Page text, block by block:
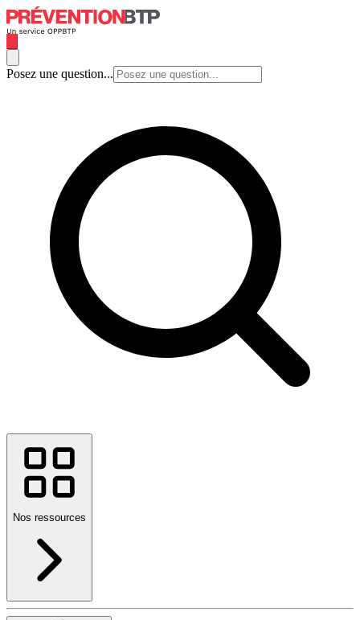
Posez une question...
Nos ressources